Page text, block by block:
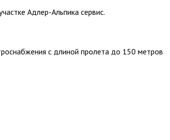
Адлер-Альпика сервис.
с длиной пролета до 150 метров